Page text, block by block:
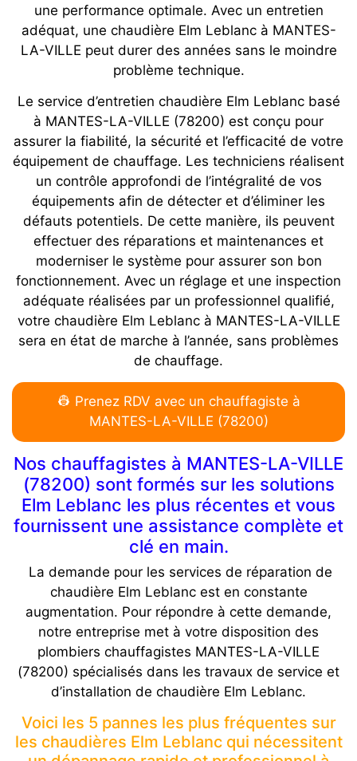
une performance optimale. Avec un entretien
adéquat, une chaudière Elm Leblanc à MANTES-
LA-VILLE peut durer des années sans le moindre
problème technique.
Le service d’entretien chaudière Elm Leblanc basé
à MANTES-LA-VILLE (78200) est conçu pour
assurer la fiabilité, la sécurité et l’efficacité de votre
équipement de chauffage. Les techniciens réalisent
un contrôle approfondi de l’intégralité de vos
équipements afin de détecter et d’éliminer les
défauts potentiels. De cette manière, ils peuvent
effectuer des réparations et maintenances et
moderniser le système pour assurer son bon
fonctionnement. Avec un réglage et une inspection
adéquate réalisées par un professionnel qualifié,
votre chaudière Elm Leblanc à MANTES-LA-VILLE
sera en état de marche à l’année, sans problèmes
de chauffage.
👷 Prenez RDV avec un chauffagiste à
MANTES-LA-VILLE (78200)
Nos chauffagistes à MANTES-LA-VILLE
(78200) sont formés sur les solutions
Elm Leblanc les plus récentes et vous
fournissent une assistance complète et
clé en main.
La demande pour les services de réparation de
chaudière Elm Leblanc est en constante
augmentation. Pour répondre à cette demande,
notre entreprise met à votre disposition des
plombiers chauffagistes MANTES-LA-VILLE
(78200) spécialisés dans les travaux de service et
d’installation de chaudière Elm Leblanc.
Voici les 5 pannes les plus fréquentes sur
les chaudières Elm Leblanc qui nécessitent